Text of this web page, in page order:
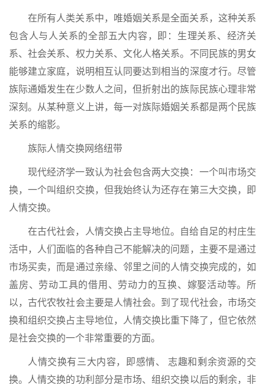
在所有人类关系中，唯婚姻关系是全面关系，这种关系
包含人与人关系的全部五大内容，即：生理关系、经济关
系、社会关系、权力关系、文化人格关系。不同民族的男女
能够建立家庭，说明相互认同要达到相当的深度才行。尽管
族际通婚发生在少数人之间，但折射出的族际民族心理非常
深刻。从某种意义上讲，每一对族际婚姻关系都是两个民族
关系的缩影。
族际人情交换网络纽带
现代经济学一致认为社会包含两大交换：一个叫市场交
换，一个叫组织交换，但我始终认为还存在第三大交换，即
人情交换。
在古代社会，人情交换占主导地位。自给自足的村庄生
活中，人们面临的各种自己不能解决的问题，主要不是通过
市场买卖，而是通过亲缘、邻里之间的人情交换完成的，如
盖房、劳动工具的借用、劳动力的互换、嫁娶活动等。所
以，古代农牧社会主要是人情社会。到了现代社会，市场交
换和组织交换占主导地位，人情交换比重下降了，但它依然
是社会交换的一个非常重要的方面。
人情交换有三大内容，即感情、 志趣和剩余资源的交
换。人情交换的功利部分是市场、组织交换以后的剩余，非